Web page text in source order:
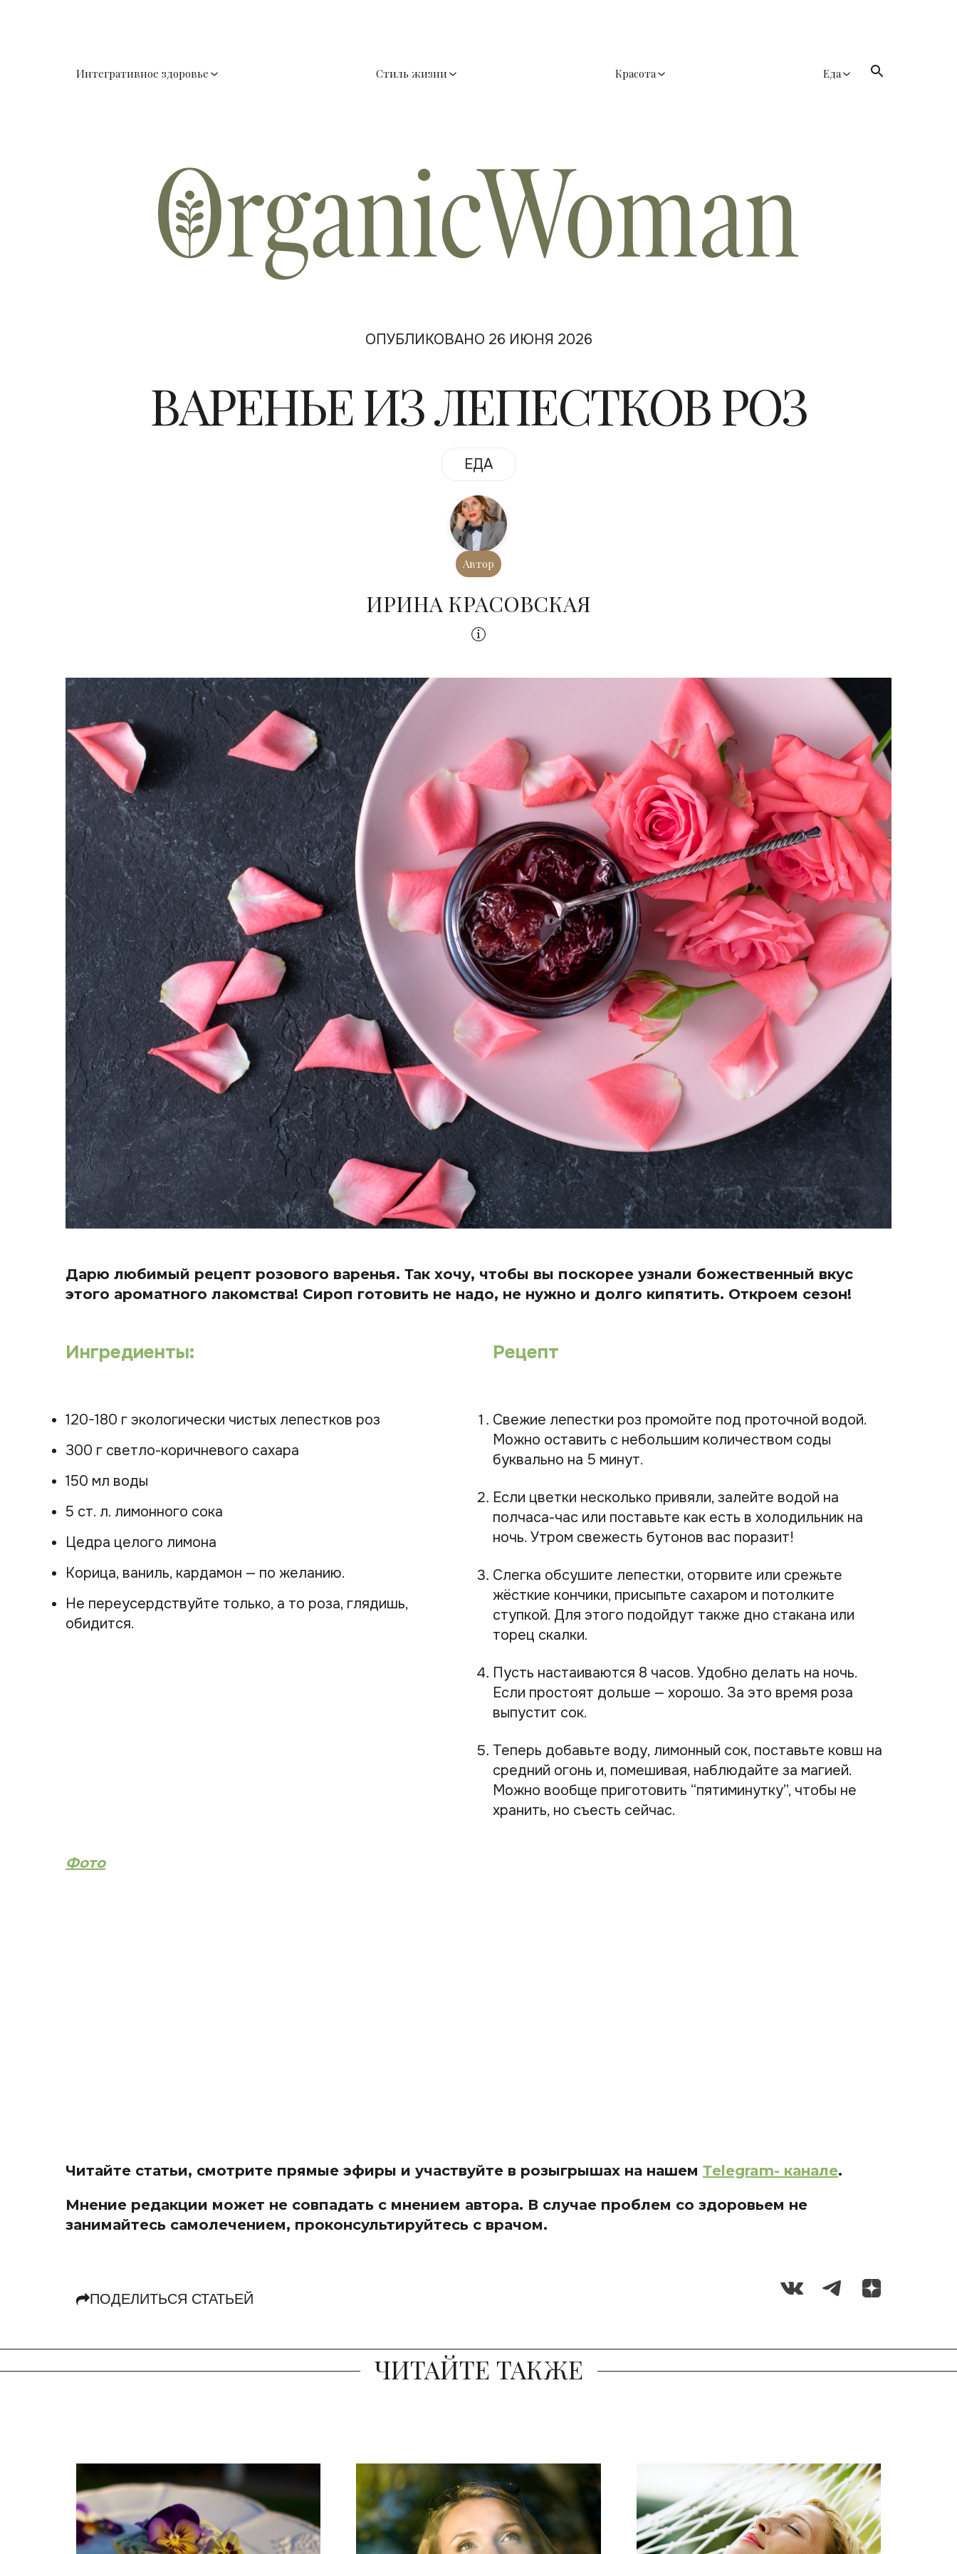
Интегративное здоровье Стиль жизни Красота Еда
ОПУБЛИКОВАНО 26 ИЮНЯ 2026
ВАРЕНЬЕ ИЗ ЛЕПЕСТКОВ РОЗ
ЕДА
Автор
ИРИНА КРАСОВСКАЯ
Дарю любимый рецепт розового варенья. Так хочу, чтобы вы поскорее узнали божественный вкус
этого ароматного лакомства! Сироп готовить не надо, не нужно и долго кипятить. Откроем сезон!
Ингредиенты:
120-180 г экологически чистых лепестков роз
300 г светло-коричневого сахара
150 мл воды
5 ст. л. лимонного сока
Цедра целого лимона
Корица, ваниль, кардамон — по желанию.
Не переусердствуйте только, а то роза, глядишь,
обидится.
Рецепт
Свежие лепестки роз промойте под проточной водой.
Можно оставить с небольшим количеством соды
буквально на 5 минут.
Если цветки несколько привяли, залейте водой на
полчаса-час или поставьте как есть в холодильник на
ночь. Утром свежесть бутонов вас поразит!
Слегка обсушите лепестки, оторвите или срежьте
жёсткие кончики, присыпьте сахаром и потолките
ступкой. Для этого подойдут также дно стакана или
торец скалки.
Пусть настаиваются 8 часов. Удобно делать на ночь.
Если простоят дольше — хорошо. За это время роза
выпустит сок.
Теперь добавьте воду, лимонный сок, поставьте ковш на
средний огонь и, помешивая, наблюдайте за магией.
Можно вообще приготовить “пятиминутку”, чтобы не
хранить, но съесть сейчас.
Фото
Читайте статьи, смотрите прямые эфиры и участвуйте в розыгрышах на нашем Тelegram- канале.
Мнение редакции может не совпадать с мнением автора. В случае проблем со здоровьем не
занимайтесь самолечением, проконсультируйтесь с врачом.
ПОДЕЛИТЬСЯ СТАТЬЕЙ
ЧИТАЙТЕ ТАКЖЕ